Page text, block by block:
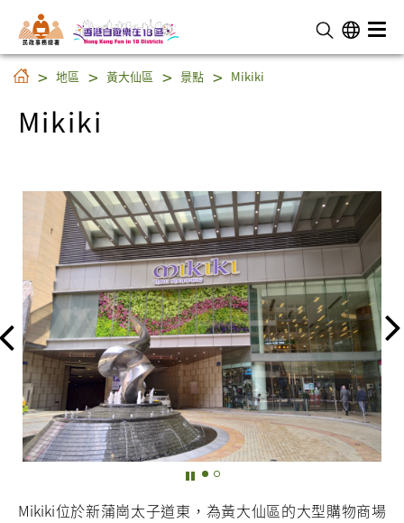
民 政 事 務 總 署
Mikiki
地區 黃大仙區 景點 Mikiki
Mikiki
Mikiki位於新蒲崗太子道東，為黃大仙區的大型購物商場